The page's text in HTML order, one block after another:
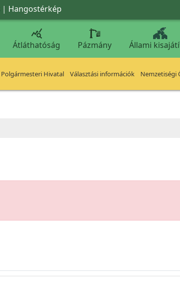
| Hangostérkép

Átláthatóság Pázmány Állami
Polgármesteri Hivatal Választási információk Nemzetiségi